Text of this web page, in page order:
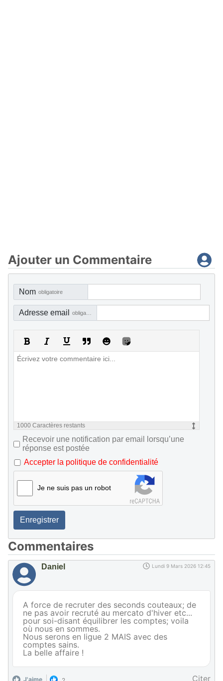
Ajouter un Commentaire
Nom obligatoire
Adresse email
1000 Caractères restants
Recevoir une notification par email lorsqu’une
réponse est postée
Accepter la politique de confidentialité
Je ne suis pas un robot
Enregistrer
Commentaires
Daniel Lundi 9 Mars 2026 12:45
A force de recruter des seconds couteaux; de
ne pas avoir recruté au mercato d'hiver etc...
pour soi-disant équilibrer les comptes; voila
où nous en sommes.
Nous serons en ligue 2 MAIS avec des
comptes sains.
La belle affaire !
J'aime Citer